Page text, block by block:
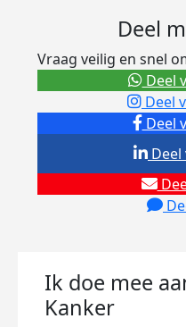
Deel
Vraag veilig en snel
Deel
Deel
Deel
Ik doe mee
Kanker